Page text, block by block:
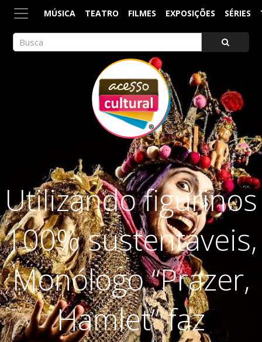
MÚSICA TEATRO FILMES EXPOSIÇÕES SÉRIES
ACESSO CULTURAL
Utilizando figurinos
100% sustentáveis,
Monólogo “Prazer,
Hamlet” faz